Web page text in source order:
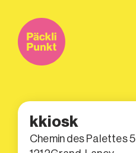
kkiosk
Chemin des Palettes 5